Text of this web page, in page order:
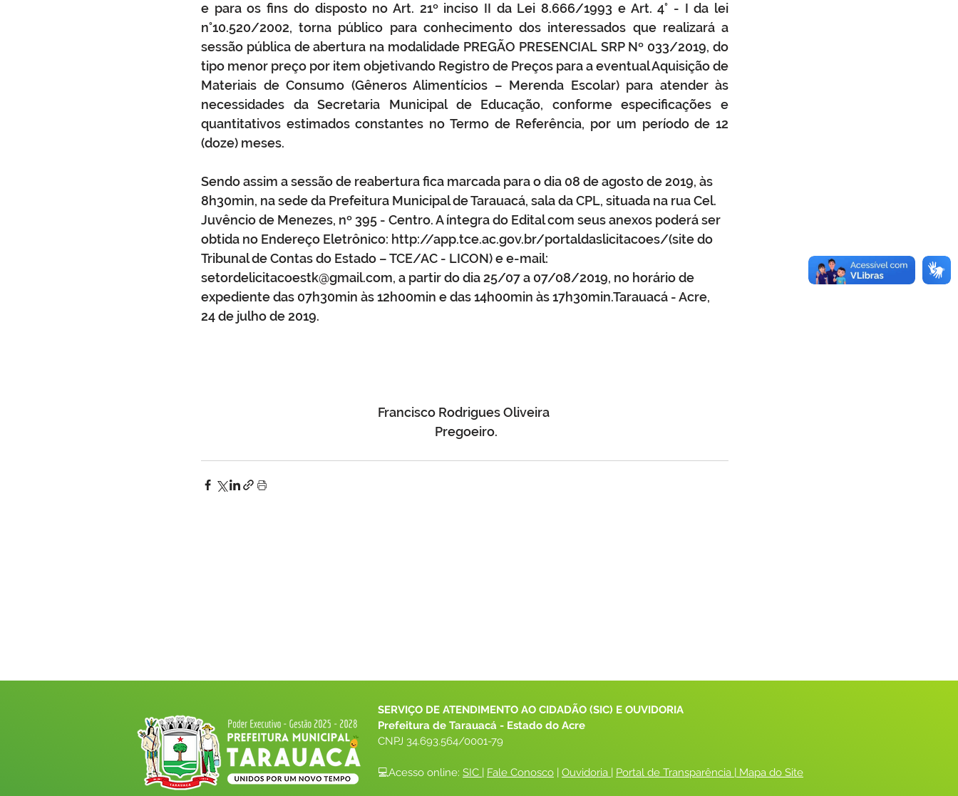
e para os fins do disposto no Art. 21º inciso II da Lei 8.666/1993 e Art. 4° - I da lei
n°10.520/2002, torna público para conhecimento dos interessados que realizará a
sessão pública de abertura na modalidade PREGÃO PRESENCIAL SRP Nº 033/2019, do
tipo menor preço por item objetivando Registro de Preços para a eventual Aquisição de
Materiais de Consumo (Gêneros Alimentícios – Merenda Escolar) para atender às
necessidades da Secretaria Municipal de Educação, conforme especificações e
quantitativos estimados constantes no Termo de Referência, por um período de 12
(doze) meses.
Sendo assim a sessão de reabertura fica marcada para o dia 08 de agosto de 2019, às
8h30min, na sede da Prefeitura Municipal de Tarauacá, sala da CPL, situada na rua Cel.
Juvêncio de Menezes, nº 395 - Centro. A íntegra do Edital com seus anexos poderá ser
obtida no Endereço Eletrônico: http://app.tce.ac.gov.br/portaldaslicitacoes/(site do
Tribunal de Contas do Estado – TCE/AC - LICON) e e-mail:
setordelicitacoestk@gmail.com, a partir do dia 25/07 a 07/08/2019, no horário de
expediente das 07h30min às 12h00min e das 14h00min às 17h30min.Tarauacá - Acre,
24 de julho de 2019.
Francisco Rodrigues Oliveira
Pregoeiro.
SERVIÇO DE ATENDIMENTO AO CIDADÃO (SIC) E OUVIDORIA
Prefeitura de Tarauacá - Estado do Acre
CNPJ 34.693.564/0001-79
💻Acesso online: SIC | Fale Conosco | Ouvidoria | Portal de Transparência | Mapa do Site